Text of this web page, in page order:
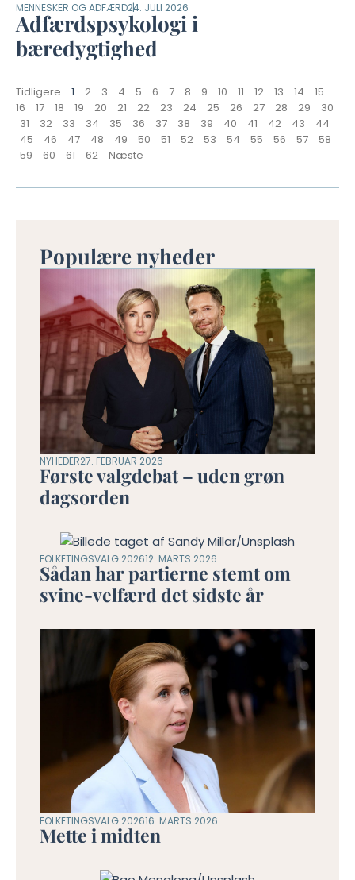
MENNESKER OG ADFÆRD24. JULI 2026
Adfærdspsykologi i
bæredygtighed
Tidligere 1 2 3 4 5 6 7 8 9 10 11 12 13 14
15
16
17 18 19 20 21 22 23 24 25 26 27 28 29
30
31
32 33 34 35 36 37 38 39 40 41 42 43
44
45
46 47 48 49 50 51 52 53 54 55 56 57
58
59
60 61 62 Næste
Populære nyheder
NYHEDER27. FEBRUAR 2026
Første valgdebat – uden grøn
dagsorden
FOLKETINGSVALG 202612. MARTS 2026
Sådan har partierne stemt om
svine-velfærd det sidste år
FOLKETINGSVALG 202616. MARTS 2026
Mette i midten